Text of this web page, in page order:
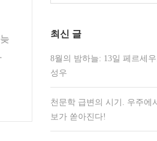
최신 글
8월의 밤하늘: 13일 페르세
성우
천문학 급변의 시기. 우주에
보가 쏟아진다!